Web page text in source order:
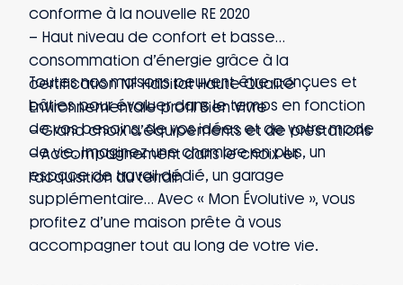
conforme à la nouvelle RE 2020
– Haut niveau de confort et basse
consommation d’énergie grâce à la
certification NF Habitat Haute Qualité
Environnementale profil Bien Vivre
– Grand choix d’équipements et de prestations
– Accompagnement dans le choix et
l’acquisition du terrain
Toutes nos maisons peuvent être conçues et
bâties pour évoluer dans le temps en fonction
de vos besoins, de vos idées et de votre mode
de vie. Imaginez une chambre en plus, un
espace de travail dédié, un garage
supplémentaire… Avec « Mon Évolutive », vous
profitez d’une maison prête à vous
accompagner tout au long de votre vie.